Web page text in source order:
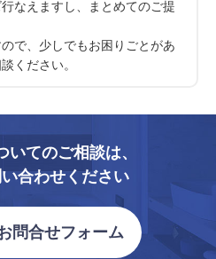
なえますし、まとめてのご提
で、少しでもお困りごとがあ
ください。
いてのご相談は、
合わせください
問合せフォーム